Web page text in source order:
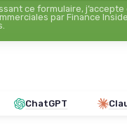
ce formulaire, j’accepte
par Finance
ChatGPT